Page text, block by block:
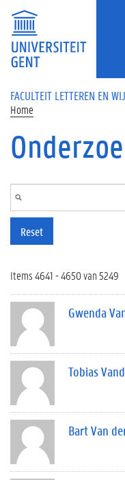
Overslaan en naar de inhoud gaan
FACULTEIT LETTEREN EN
Home
Reset
Items 4641 - 4650 van 5249
Gwenda
Tobias
Bart Van